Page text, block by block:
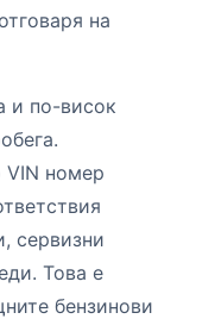
на
и по-висок
VIN номер
сервизни
Това е
бензинови